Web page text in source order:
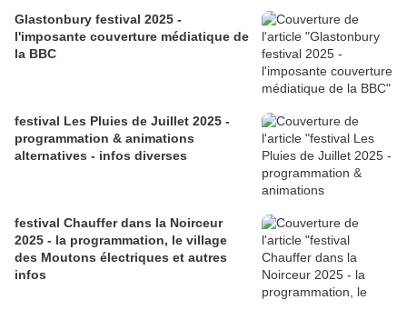
Glastonbury festival 2025 -
l'imposante couverture médiatique de
la BBC
festival Les Pluies de Juillet 2025 -
programmation & animations
alternatives - infos diverses
festival Chauffer dans la Noirceur
2025 - la programmation, le village
des Moutons électriques et autres
infos